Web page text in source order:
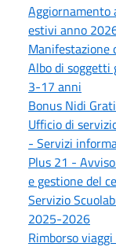
Aggiornamento
estivi anno
Manifestazione
Albo di
3-17 anni
Bonus Nidi
Ufficio di
- Servizi
Plus 21 -
e gestione del
Servizio
2025-2026
Rimborso